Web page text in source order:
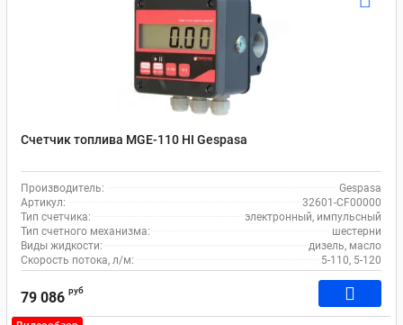
Счетчик топлива MGE-110 HI Gespasa
Производитель:
Gespasa
Артикул:
32601-CF00000
Тип счетчика:
электронный, импульсный
Тип счетного механизма:
шестерни
Виды жидкости:
дизель, масло
Скорость потока, л/м:
5-110, 5-120
79 086 руб